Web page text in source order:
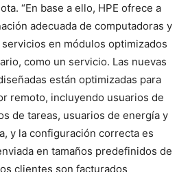
“En base a ello, HPE ofrece a
adecuada de computadoras y
en módulos optimizados
como un servicio. Las nuevas
están optimizadas para
remoto, incluyendo usuarios de
de tareas, usuarios de energía y
y la configuración correcta es
en tamaños predefinidos de
clientes son facturados